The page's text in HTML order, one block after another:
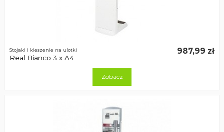
Stojaki i kieszenie na ulotki
Real Bianco 3 x A4
987,99 zł
Zobacz